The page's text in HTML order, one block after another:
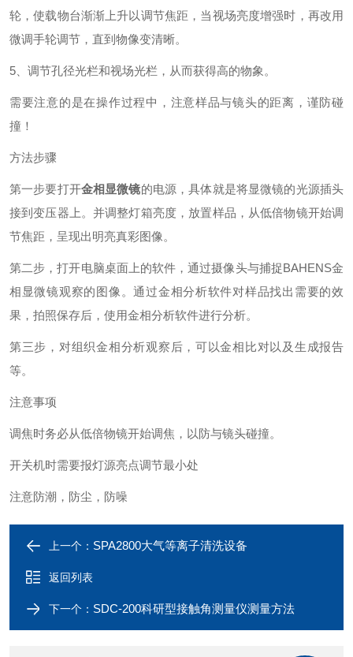
轮，使载物台渐渐上升以调节焦距，当视场亮度增强时，再改用
微调手轮调节，直到物像变清晰。
5、调节孔径光栏和视场光栏，从而获得高的物象。
需要注意的是在操作过程中，注意样品与镜头的距离，谨防碰
撞！
方法步骤
第一步要打开金相显微镜的电源，具体就是将显微镜的光源插头
接到变压器上。并调整灯箱亮度，放置样品，从低倍物镜开始调
节焦距，呈现出明亮真彩图像。
第二步，打开电脑桌面上的软件，通过摄像头与捕捉BAHENS金
相显微镜观察的图像。通过金相分析软件对样品找出需要的效
果，拍照保存后，使用金相分析软件进行分析。
第三步，对组织金相分析观察后，可以金相比对以及生成报告
等。
注意事项
调焦时务必从低倍物镜开始调焦，以防与镜头碰撞。
开关机时需要报灯源亮点调节最小处
注意防潮，防尘，防噪
上一个： SPA2800大气等离子清洗设备
返回列表
下一个： SDC-200科研型接触角测量仪测量方法